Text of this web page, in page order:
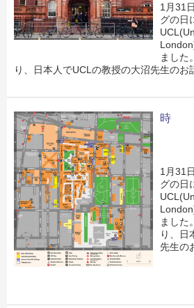
1月31
グの日
ました
り、日本人でUCLの教授の大沼先生のお
時
1月31
グの日
ました
り、日
先生の